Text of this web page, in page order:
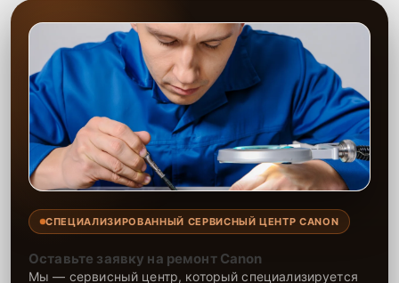
СПЕЦИАЛИЗИРОВАННЫЙ СЕРВИСНЫЙ ЦЕНТР CANON
Оставьте заявку на ремонт Canon
Мы — сервисный центр, который специализируется